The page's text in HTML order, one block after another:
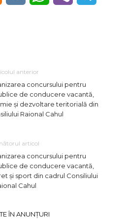
anterior
concursului pentru
de conducere vacantă,
și dezvoltare teritorială din
Raional Cahul
articol
concursului pentru
de conducere vacantă,
și sport din cadrul Consiliului
Cahul
ÎN ANUNȚURI